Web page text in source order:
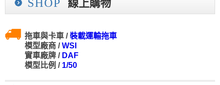
SHOP 線上購物
拖車與卡車 /裝載運輸拖車
模型廠商 /WSI
實車廠牌 / DAF
模型比例 / 1/50